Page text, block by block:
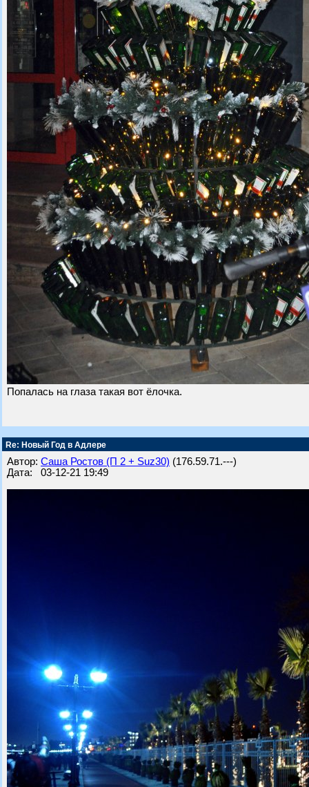
Попалась на глаза такая вот ёлочка.
Re: Новый Год в Адлере
Автор: Саша Ростов (П 2 + Suz30) (176.59.71.---)
Дата: 03-12-21 19:49